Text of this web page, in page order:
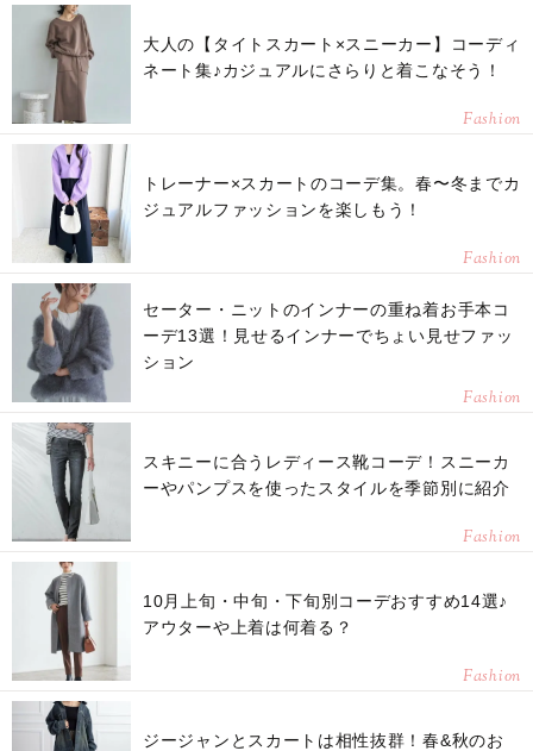
大人の【タイトスカート×スニーカー】コーディ
ネート集♪カジュアルにさらりと着こなそう！
Fashion
トレーナー×スカートのコーデ集。春〜冬までカ
ジュアルファッションを楽しもう！
Fashion
セーター・ニットのインナーの重ね着お手本コ
ーデ13選！見せるインナーでちょい見せファッ
ション
Fashion
スキニーに合うレディース靴コーデ！スニーカ
ーやパンプスを使ったスタイルを季節別に紹介
Fashion
10月上旬・中旬・下旬別コーデおすすめ14選♪
アウターや上着は何着る？
Fashion
ジージャンとスカートは相性抜群！春&秋のお